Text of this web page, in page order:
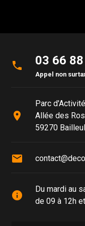
phone 03 66
Appel non
place
Parc
Allée des
59270 Bailleul
mail
info
Du mardi au
de 09 à 12h